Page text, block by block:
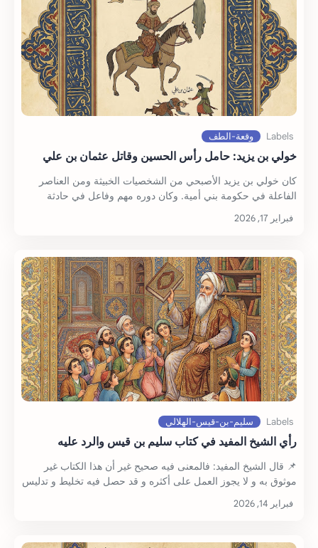
خولي بن يزيد: حامل رأس الحسين وقاتل عثمان بن علي
كان خولي بن يزيد الأصبحي من الشخصيات الخبيثة ومن العناصر
الفاعلة في حكومة بني أمية. وكان دوره مهم وفاعل في حادثة
رأي الشيخ المفيد في كتاب سليم بن قيس والرد عليه
📌 قال الشيخ المفيد: فالمعنى فيه صحيح غير أن هذا الكتاب غير
موثوق به و لا يجوز العمل على أكثره و قد حصل فيه تخليط و تدليس